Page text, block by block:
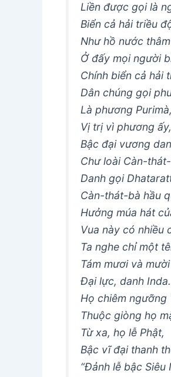
Liền được gọi là
Biển cả hải triều
Như hồ nước
Ở đấy mọi người
Chính biển cả hải
Dân chúng gọi
Là phương
Vị trị vì phương ấy,
Bậc đại vương
Chư loài Càn-
Danh gọi
Càn-thát-bà hầu
Hưởng múa hát
Vua này có nhiều
Ta nghe chỉ một
Tám mươi và
Ðại lực, danh Inda.
Họ chiêm ngưỡng
Thuộc giòng họ
Từ xa, họ lễ Phật,
Bậc vĩ đại thanh
“Ðảnh lễ bậc Siêu